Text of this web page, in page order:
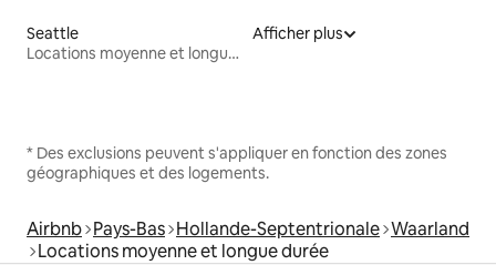
Seattle
Locations moyenne et longue durée
Afficher plus
* Des exclusions peuvent s'appliquer en fonction des zones
géographiques et des logements.
Airbnb Pays-Bas Hollande-Septentrionale Waarland
Locations moyenne et longue durée